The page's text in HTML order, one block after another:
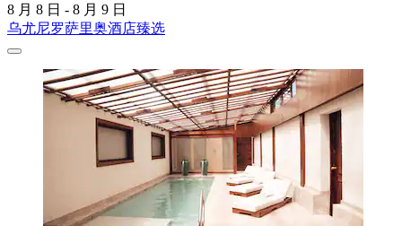
8 月 8 日 - 8 月 9 日
乌尤尼罗萨里奥酒店臻选